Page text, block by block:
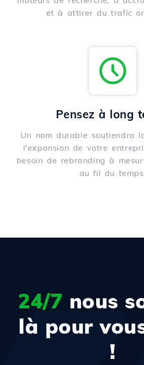
et à attirer du trafic
Pensez à long
Un nom durable soutiendra
l'expansion de votre
besoin de rebranding à
au fil du
24/7 nous
là pour
!